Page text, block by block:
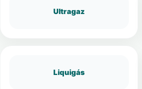
Ultragaz
Liquigás